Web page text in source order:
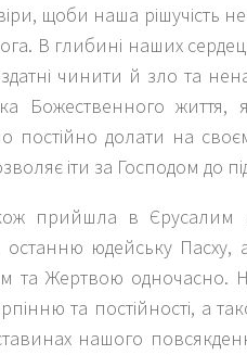
щоби наша рішучість
В глибині наших
чинити й зло та
Божественного життя,
постійно долати на
іти за Господом до
прийшла в
останню юдейську
та Жертвою одночасно.
та постійності, а
нашого